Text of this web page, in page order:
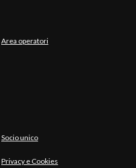
Area operatori
Socio unico
Privacy e Cookies